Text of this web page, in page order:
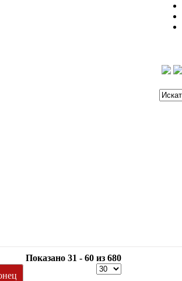
Показано 31 - 60 из 680